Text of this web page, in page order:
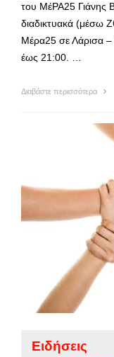
του ΜέΡΑ25 Γιάνης
διαδικτυακά (μέσω
Μέρα25 σε Λάρισα
έως 21:00. …
Διαβάστε περισσότερα
Ειδήσεις